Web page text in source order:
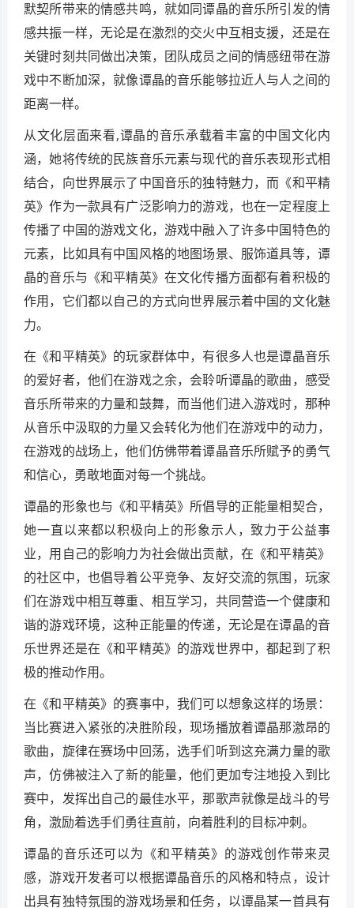
默契所带来的情感共鸣，就如同谭晶的音乐所引发的情
感共振一样，无论是在激烈的交火中互相支援，还是在
关键时刻共同做出决策，团队成员之间的情感纽带在游
戏中不断加深，就像谭晶的音乐能够拉近人与人之间的
距离一样。
从文化层面来看,谭晶的音乐承载着丰富的中国文化内
涵，她将传统的民族音乐元素与现代的音乐表现形式相
结合，向世界展示了中国音乐的独特魅力，而《和平精
英》作为一款具有广泛影响力的游戏，也在一定程度上
传播了中国的游戏文化，游戏中融入了许多中国特色的
元素，比如具有中国风格的地图场景、服饰道具等，谭
晶的音乐与《和平精英》在文化传播方面都有着积极的
作用，它们都以自己的方式向世界展示着中国的文化魅
力。
在《和平精英》的玩家群体中，有很多人也是谭晶音乐
的爱好者，他们在游戏之余，会聆听谭晶的歌曲，感受
音乐所带来的力量和鼓舞，而当他们进入游戏时，那种
从音乐中汲取的力量又会转化为他们在游戏中的动力，
在游戏的战场上，他们仿佛带着谭晶音乐所赋予的勇气
和信心，勇敢地面对每一个挑战。
谭晶的形象也与《和平精英》所倡导的正能量相契合，
她一直以来都以积极向上的形象示人，致力于公益事
业，用自己的影响力为社会做出贡献，在《和平精英》
的社区中，也倡导着公平竞争、友好交流的氛围，玩家
们在游戏中相互尊重、相互学习，共同营造一个健康和
谐的游戏环境，这种正能量的传递，无论是在谭晶的音
乐世界还是在《和平精英》的游戏世界中，都起到了积
极的推动作用。
在《和平精英》的赛事中，我们可以想象这样的场景：
当比赛进入紧张的决胜阶段，现场播放着谭晶那激昂的
歌曲，旋律在赛场中回荡，选手们听到这充满力量的歌
声，仿佛被注入了新的能量，他们更加专注地投入到比
赛中，发挥出自己的最佳水平，那歌声就像是战斗的号
角，激励着选手们勇往直前，向着胜利的目标冲刺。
谭晶的音乐还可以为《和平精英》的游戏创作带来灵
感，游戏开发者可以根据谭晶音乐的风格和特点，设计
出具有独特氛围的游戏场景和任务，以谭晶某一首具有